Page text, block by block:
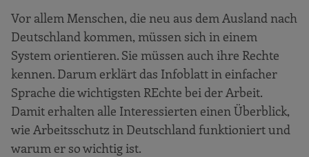
Vor allem Menschen, die neu aus dem Ausland nach
Deutschland kommen, müssen sich in einem
System orientieren. Sie müssen auch ihre Rechte
kennen. Darum erklärt das Infoblatt in einfacher
Sprache die wichtigsten REchte bei der Arbeit.
Damit erhalten alle Interessierten einen Überblick,
wie Arbeitsschutz in Deutschland funktioniert und
warum er so wichtig ist.